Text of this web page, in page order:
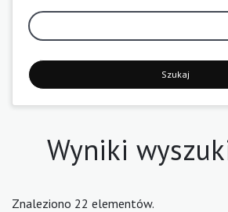
Szukaj
Wyniki
Znaleziono 22 elementów.